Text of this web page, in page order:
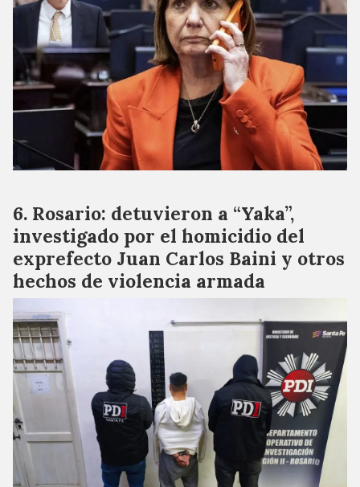
Rosario: detuvieron a “Yaka”,
investigado por el homicidio del
exprefecto Juan Carlos Baini y otros
hechos de violencia armada